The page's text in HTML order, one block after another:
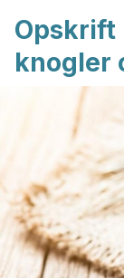
Opskrift
knogler